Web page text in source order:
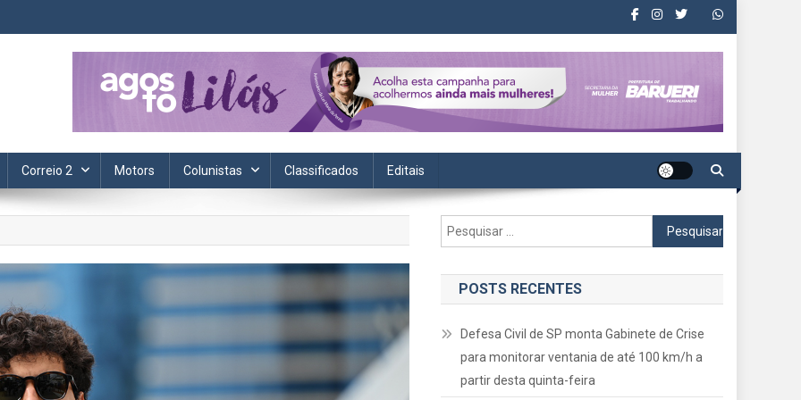
Informação, política, saúde, economia, esportes e cotidiano.
Correio 2 Motors Colunistas Classificados Editais
Pesquisar
por:
POSTS RECENTES
Defesa Civil de SP monta Gabinete de Crise
para monitorar ventania de até 100 km/h a
partir desta quinta-feira